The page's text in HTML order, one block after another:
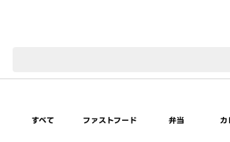
すべて ファストフード 弁当